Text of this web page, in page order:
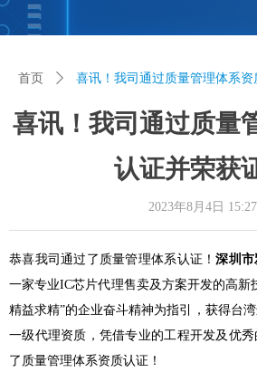
喜讯！我司通过质量
认证并荣获
首页 ꄲ 喜讯！我司通过质量管理体系
恭喜我司通过了质量管理体系认证！深圳
一家专业IC芯片代理售卖及方案开发的高新
精益求精”的企业奋斗精神为指引，获得台湾
一级代理资质，凭借专业的工程开发及优
了质量管理体系资质认证！
2023年8月4日 15:27